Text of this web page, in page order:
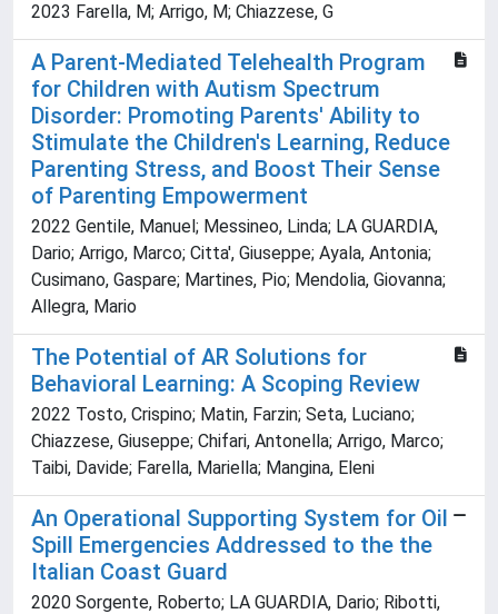
2023 Farella, M; Arrigo, M; Chiazzese, G
A Parent-Mediated Telehealth Program
for Children with Autism Spectrum
Disorder: Promoting Parents' Ability to
Stimulate the Children's Learning, Reduce
Parenting Stress, and Boost Their Sense
of Parenting Empowerment
2022 Gentile, Manuel; Messineo, Linda; LA GUARDIA,
Dario; Arrigo, Marco; Citta', Giuseppe; Ayala, Antonia;
Cusimano, Gaspare; Martines, Pio; Mendolia, Giovanna;
Allegra, Mario
The Potential of AR Solutions for
Behavioral Learning: A Scoping Review
2022 Tosto, Crispino; Matin, Farzin; Seta, Luciano;
Chiazzese, Giuseppe; Chifari, Antonella; Arrigo, Marco;
Taibi, Davide; Farella, Mariella; Mangina, Eleni
An Operational Supporting System for Oil
Spill Emergencies Addressed to the the
Italian Coast Guard
2020 Sorgente, Roberto; LA GUARDIA, Dario; Ribotti,